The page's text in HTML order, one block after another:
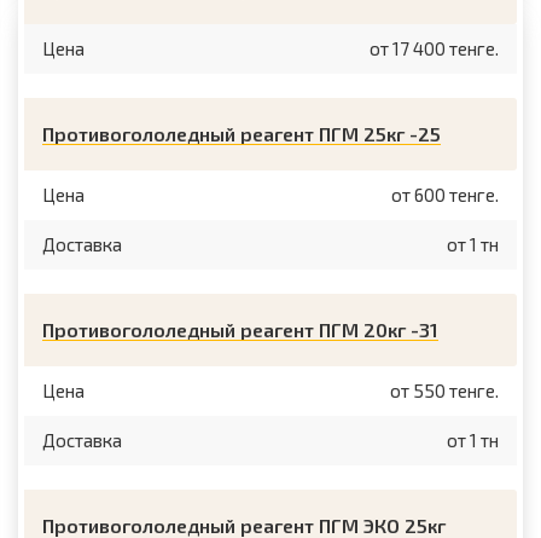
Цена от 17 400 тенге.
Противогололедный реагент ПГМ 25кг -25
Цена от 600 тенге.
Доставка от 1 тн
Противогололедный реагент ПГМ 20кг -31
Цена от 550 тенге.
Доставка от 1 тн
Противогололедный реагент ПГМ ЭКО 25кг